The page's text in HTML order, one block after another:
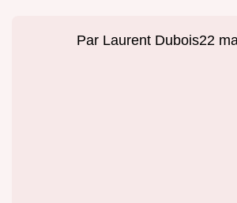
Par Laurent Dubois22